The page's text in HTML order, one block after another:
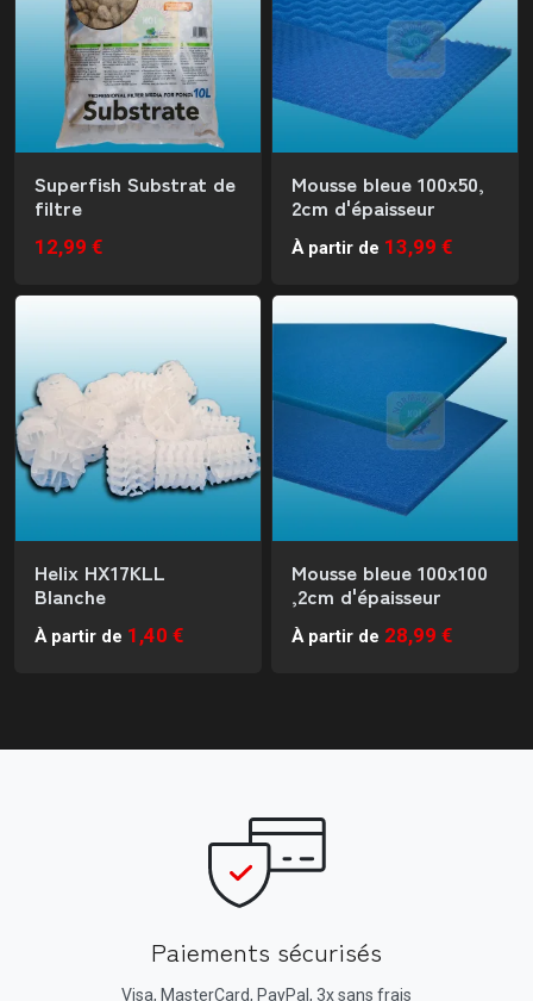
Superfish Substrat de
filtre
12,99 €
Mousse bleue 100x50,
2cm d'épaisseur
À partir de 13,99 €
Helix HX17KLL
Blanche
À partir de 1,40 €
Mousse bleue 100x100
,2cm d'épaisseur
À partir de 28,99 €
Paiements sécurisés
Visa, MasterCard, PayPal, 3x sans frais